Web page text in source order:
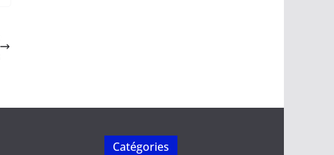
Catégories